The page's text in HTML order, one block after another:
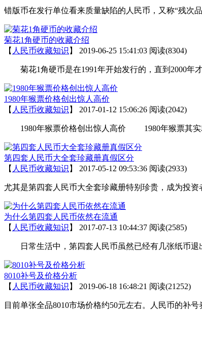
错版币在发行单位看来质量缺陷的人民币，又称“残次
菊花1角硬币的收藏介绍
【 人民币收藏知识 】 2019-06-25 15:41:03 阅读(8304)
菊花1角硬币是在1991年开始发行的，直到2000年
1980年猴票价格创出惊人高价
【 人民币收藏知识 】 2017-01-12 15:06:26 阅读(2042)
1980年猴票价格创出惊人高价 1980年猴票其实就
第四套人民币大全套珍藏册真假区分
【 人民币收藏知识 】 2017-05-12 09:53:36 阅读(2933)
尤其是第四套人民币大全套珍藏册特别珍贵，成为投资
为什么第四套人民币依然在流通
【 人民币收藏知识 】 2017-07-13 10:44:37 阅读(2585)
日常生活中，第四套人民币虽然已经有几张纸币退
8010补号及价格分析
【 人民币收藏知识 】 2019-06-18 16:48:21 阅读(21252)
目前单张全品8010市场价格约50元左右。人民币的补